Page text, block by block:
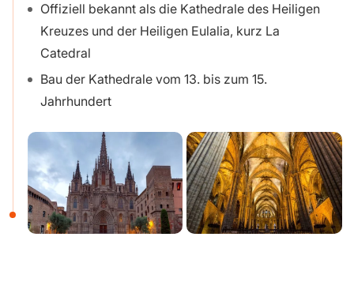
Offiziell bekannt als die Kathedrale des Heiligen
Kreuzes und der Heiligen Eulalia, kurz La
Catedral
Bau der Kathedrale vom 13. bis zum 15.
Jahrhundert